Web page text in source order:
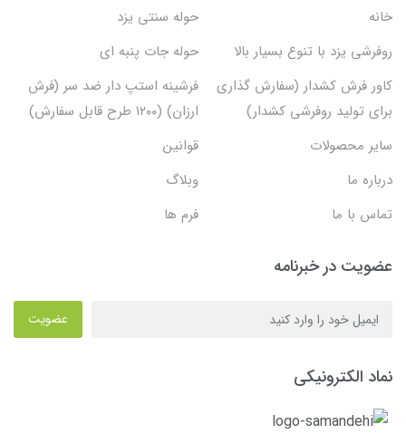
خانه
حوله سنتی یزد
روفرشی یزد با تنوع بسیار بالا
حوله جات پنبه ای
کاور فرش کشدار (سفارش گذاری
برای تولید روفرشی کشدار)
فرشینه استپ دار ضد سر (فرش
ارزان) (۱۲۰۰ طرح قابل سفارش)
سایر محصولات
قوانین
درباره ما
وبلاگ
تماس با ما
فرم ها
عضویت در خبرنامه
عضویت
نماد الکترونیکی